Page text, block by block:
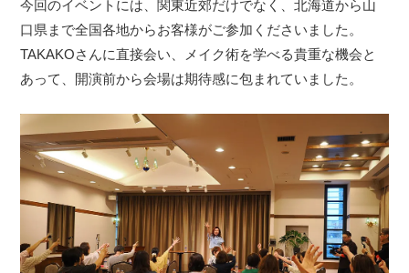
今回のイベントには、関東近郊だけでなく、北海道から山
口県まで全国各地からお客様がご参加くださいました。
TAKAKOさんに直接会い、メイク術を学べる貴重な機会と
あって、開演前から会場は期待感に包まれていました。